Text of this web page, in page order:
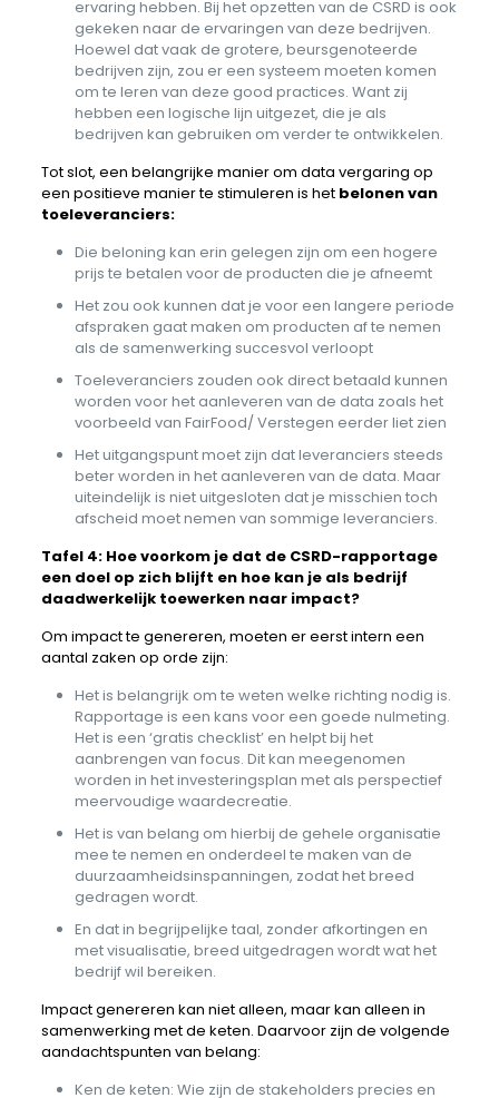
ervaring hebben. Bij het opzetten van de CSRD is ook
gekeken naar de ervaringen van deze bedrijven.
Hoewel dat vaak de grotere, beursgenoteerde
bedrijven zijn, zou er een systeem moeten komen
om te leren van deze good practices. Want zij
hebben een logische lijn uitgezet, die je als
bedrijven kan gebruiken om verder te ontwikkelen.
Tot slot, een belangrijke manier om data vergaring op
een positieve manier te stimuleren is het belonen van
toeleveranciers:
Die beloning kan erin gelegen zijn om een hogere
prijs te betalen voor de producten die je afneemt
Het zou ook kunnen dat je voor een langere periode
afspraken gaat maken om producten af te nemen
als de samenwerking succesvol verloopt
Toeleveranciers zouden ook direct betaald kunnen
worden voor het aanleveren van de data zoals het
voorbeeld van FairFood/ Verstegen eerder liet zien
Het uitgangspunt moet zijn dat leveranciers steeds
beter worden in het aanleveren van de data. Maar
uiteindelijk is niet uitgesloten dat je misschien toch
afscheid moet nemen van sommige leveranciers.
Tafel 4: Hoe voorkom je dat de CSRD-rapportage
een doel op zich blijft en hoe kan je als bedrijf
daadwerkelijk toewerken naar impact?
Om impact te genereren, moeten er eerst intern een
aantal zaken op orde zijn:
Het is belangrijk om te weten welke richting nodig is.
Rapportage is een kans voor een goede nulmeting.
Het is een ‘gratis checklist’ en helpt bij het
aanbrengen van focus. Dit kan meegenomen
worden in het investeringsplan met als perspectief
meervoudige waardecreatie.
Het is van belang om hierbij de gehele organisatie
mee te nemen en onderdeel te maken van de
duurzaamheidsinspanningen, zodat het breed
gedragen wordt.
En dat in begrijpelijke taal, zonder afkortingen en
met visualisatie, breed uitgedragen wordt wat het
bedrijf wil bereiken.
Impact genereren kan niet alleen, maar kan alleen in
samenwerking met de keten. Daarvoor zijn de volgende
aandachtspunten van belang:
Ken de keten: Wie zijn de stakeholders precies en